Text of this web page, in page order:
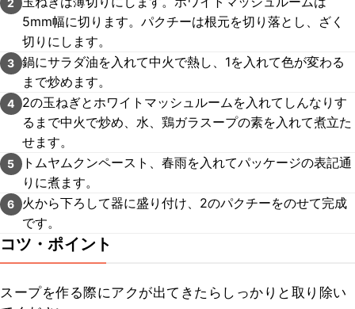
2
5mm幅に切ります。パクチーは根元を切り落とし、ざく
切りにします。
3 鍋にサラダ油を入れて中火で熱し、1を入れて色が変わる
まで炒めます。
4
2の玉ねぎとホワイトマッシュルームを入れてしんなりす
るまで中火で炒め、水、鶏ガラスープの素を入れて煮立た
せます。
5
トムヤムクンペースト、春雨を入れてパッケージの表記通
りに煮ます。
6
火から下ろして器に盛り付け、2のパクチーをのせて完成
です。
コツ・ポイント
スープを作る際にアクが出てきたらしっかりと取り除い